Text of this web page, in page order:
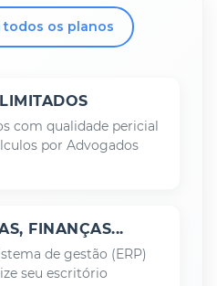
todos os planos
com qualidade pericial
por Advogados
FINANÇAS...
de gestão (ERP)
seu escritório